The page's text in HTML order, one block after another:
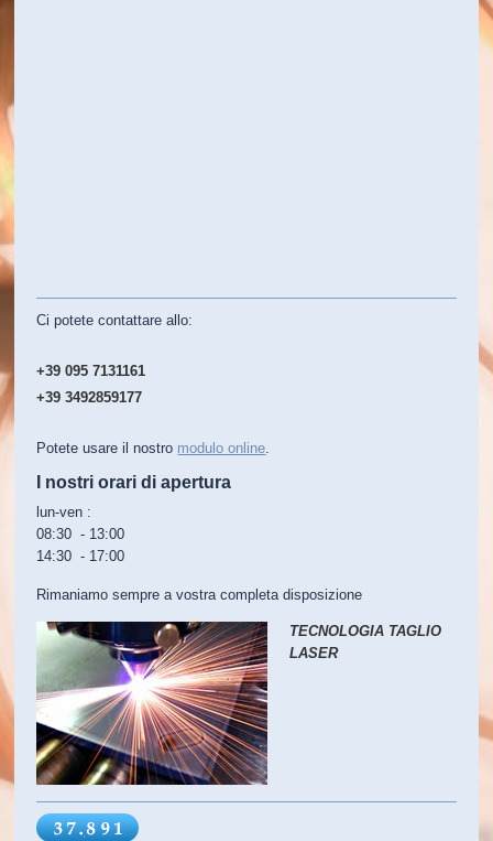
Ci potete contattare allo:
+39 095 7131161
+39 3492859177
Potete usare il nostro modulo online.
I nostri orari di apertura
lun-ven :
08:30 - 13:00
14:30 - 17:00
Rimaniamo sempre a vostra completa disposizione
TECNOLOGIA TAGLIO
LASER